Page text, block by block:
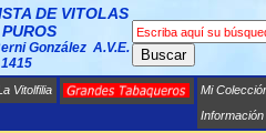
DE VITOLAS
González A.V.E.
1415
Buscar
Vitolfilia
Mi
Información